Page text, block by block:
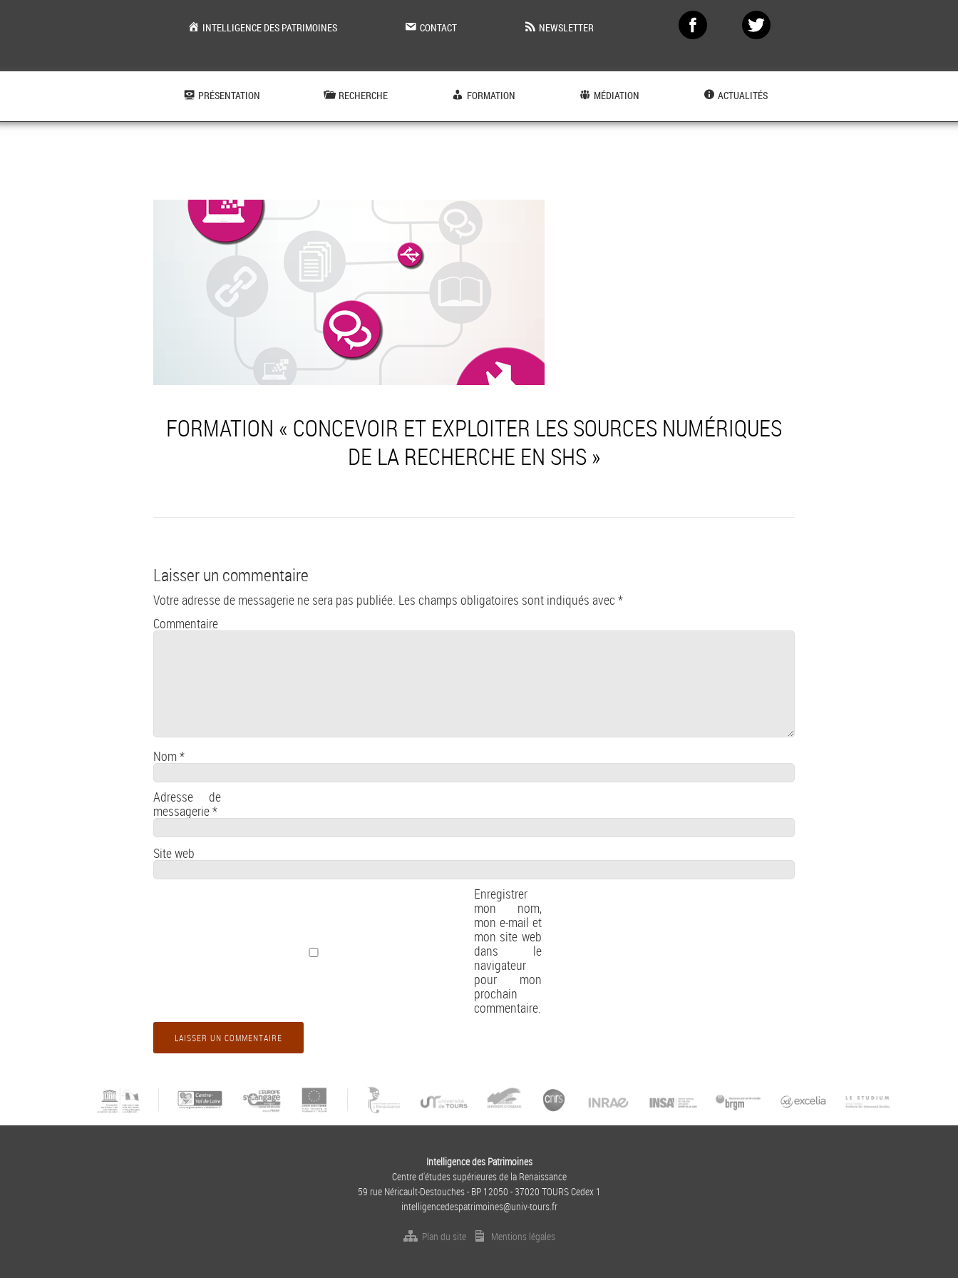
INTELLIGENCE DES PATRIMOINES CONTACT NEWSLETTER
PRÉSENTATION RECHERCHE FORMATION MÉDIATION ACTUALITÉS
FORMATION « CONCEVOIR ET EXPLOITER LES SOURCES NUMÉRIQUES
DE LA RECHERCHE EN SHS »
Laisser un commentaire
Votre adresse de messagerie ne sera pas publiée. Les champs obligatoires sont indiqués avec*
Commentaire
Nom*
Adresse de
messagerie*
Site web
Enregistrer
mon nom,
mon e-mail et
mon site web
dans le
navigateur
pour mon
prochain
commentaire.
Intelligence des Patrimoines
Centre d'études supérieures de la Renaissance
59 rue Néricault-Destouches - BP 12050 - 37020 TOURS Cedex 1
intelligencedespatrimoines@univ-tours.fr
Plan du site Mentions légales